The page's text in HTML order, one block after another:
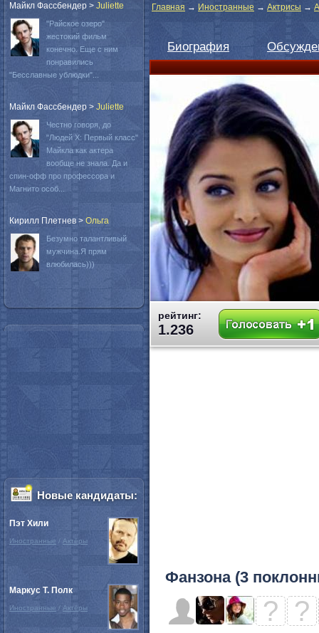
Главная → Иностранные → Актрисы →
Биография
рейтинг:
1.236
Фанзона (3
? ?
Майкл Фассбендер > Juliette
"Райское озеро"
жестокий фильм
конечно. Еще с ним
понравились
"Бесславные ублюдки"...
Майкл Фассбендер > Juliette
Честно говоря, до
"Людей Х: Первый класс"
Майкла как актера
вообще не знала. Да и
спин-офф про профессора и
Магнито особ...
Кирилл Плетнев > Oльга
Безумно талантливый
мужчина.Я прям
влюбилась)))
Новые кандидаты:
Пэт Хили
Иностранные / Актёры
Маркус Т. Полк
Иностранные / Актёры